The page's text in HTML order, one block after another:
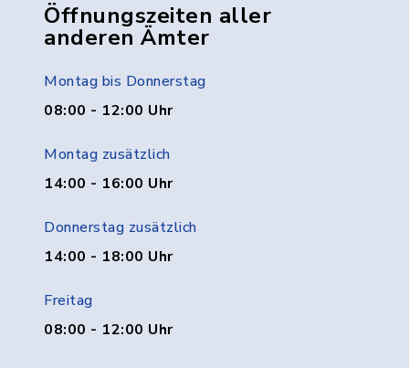
Öffnungszeiten aller
anderen Ämter
Montag bis Donnerstag
08:00 - 12:00 Uhr
Montag zusätzlich
14:00 - 16:00 Uhr
Donnerstag zusätzlich
14:00 - 18:00 Uhr
Freitag
08:00 - 12:00 Uhr